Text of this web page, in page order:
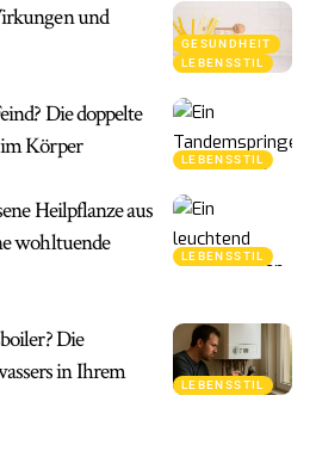
GESUNDHEIT
LEBENSSTIL
und
LEBENSSTIL
Die doppelte
Körper
LEBENSSTIL
Heilpflanze aus
wohltuende
LEBENSSTIL
Die
in Ihrem